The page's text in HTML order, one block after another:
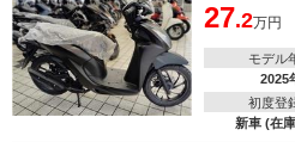
27.2万円
モデル
2025
初度登
新車 (在